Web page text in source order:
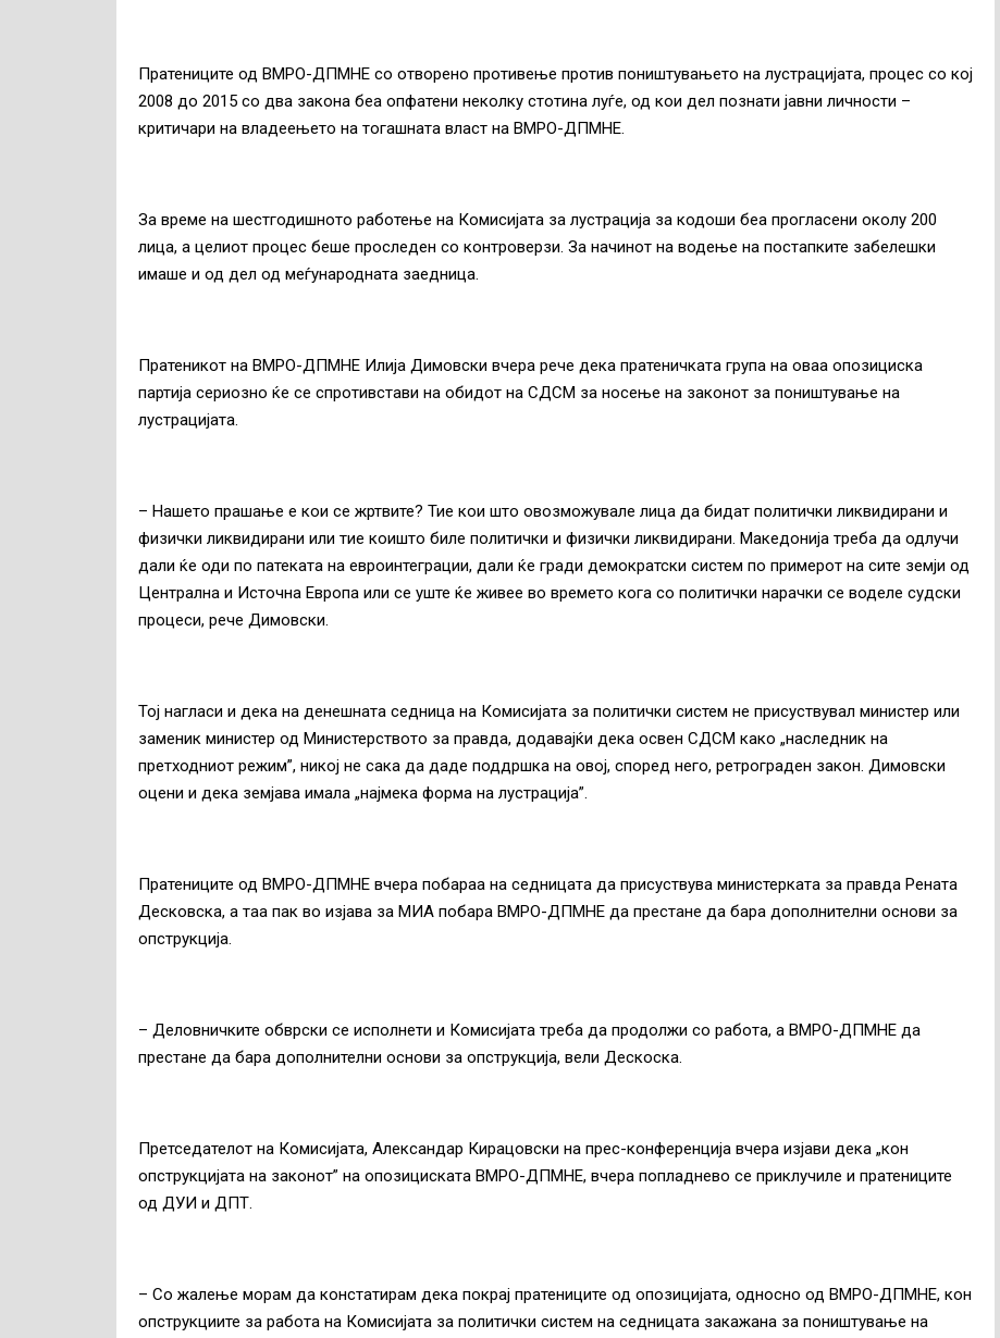
Пратениците од ВМРО-ДПМНЕ со отворено противење против поништувањето на лустрацијата, процес со кој
2008 до 2015 со два закона беа опфатени неколку стотина луѓе, од кои дел познати јавни личности –
критичари на владеењето на тогашната власт на ВМРО-ДПМНЕ.
За време на шестгодишното работење на Комисијата за лустрација за кодоши беа прогласени околу 200
лица, а целиот процес беше проследен со контроверзи. За начинот на водење на постапките забелешки
имаше и од дел од меѓународната заедница.
Пратеникот на ВМРО-ДПМНЕ Илија Димовски вчера рече дека пратеничката група на оваа опозициска
партија сериозно ќе се спротивстави на обидот на СДСМ за носење на законот за поништување на
лустрацијата.
– Нашето прашање е кои се жртвите? Тие кои што овозможувале лица да бидат политички ликвидирани и
физички ликвидирани или тие коишто биле политички и физички ликвидирани. Македонија треба да одлучи
дали ќе оди по патеката на евроинтеграции, дали ќе гради демократски систем по примерот на сите земји од
Централна и Источна Европа или се уште ќе живее во времето кога со политички нарачки се воделе судски
процеси, рече Димовски.
Тој нагласи и дека на денешната седница на Комисијата за политички систем не присуствувал министер или
заменик министер од Министерството за правда, додавајќи дека освен СДСМ како „наследник на
претходниот режим”, никој не сака да даде поддршка на овој, според него, ретрограден закон. Димовски
оцени и дека земјава имала „најмека форма на лустрација”.
Пратениците од ВМРО-ДПМНЕ вчера побараа на седницата да присуствува министерката за правда Рената
Десковска, а таа пак во изјава за МИА побара ВМРО-ДПМНЕ да престане да бара дополнителни основи за
опструкција.
– Деловничките обврски се исполнети и Комисијата треба да продолжи со работа, а ВМРО-ДПМНЕ да
престане да бара дополнителни основи за опструкција, вели Дескоска.
Претседателот на Комисијата, Александар Кирацовски на прес-конференција вчера изјави дека „кон
опструкцијата на законот” на опозициската ВМРО-ДПМНЕ, вчера попладнево се приклучиле и пратениците
од ДУИ и ДПТ.
– Со жалење морам да констатирам дека покрај пратениците од опозицијата, односно од ВМРО-ДПМНЕ, кон
опструкциите за работа на Комисијата за политички систем на седницата закажана за поништување на